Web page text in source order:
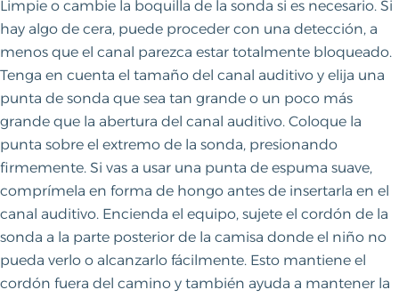
Limpie o cambie la boquilla de la sonda si es necesario. Si
hay algo de cera, puede proceder con una detección, a
menos que el canal parezca estar totalmente bloqueado.
Tenga en cuenta el tamaño del canal auditivo y elija una
punta de sonda que sea tan grande o un poco más
grande que la abertura del canal auditivo. Coloque la
punta sobre el extremo de la sonda, presionando
firmemente. Si vas a usar una punta de espuma suave,
comprímela en forma de hongo antes de insertarla en el
canal auditivo. Encienda el equipo, sujete el cordón de la
sonda a la parte posterior de la camisa donde el niño no
pueda verlo o alcanzarlo fácilmente. Esto mantiene el
cordón fuera del camino y también ayuda a mantener la